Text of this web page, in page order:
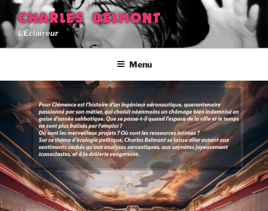
Aller
au
contenu
principal
CHARLES BELMONT
L'Éclaireur
Menu